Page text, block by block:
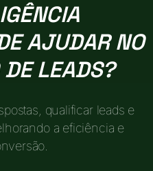
AJUDAR NO
LEADS?
qualificar leads e
a eficiência e